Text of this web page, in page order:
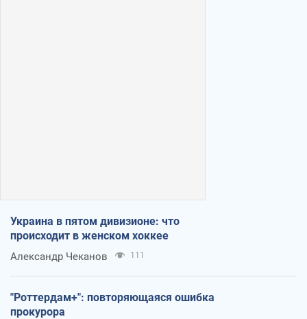
Украина в пятом дивизионе: что
происходит в женском хоккее
Александр Чеканов 111
"Роттердам+": повторяющаяся ошибка
прокурора